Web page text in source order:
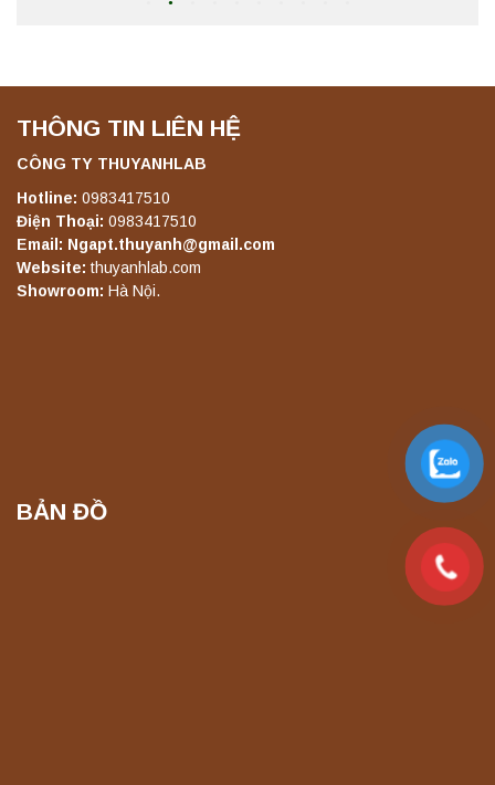
Máy lắc đứng YKD-08 Yonglekang – Thiết bị
Liên hệ
Máy lắc đứng YKD-10 Yonglekang – Thiết bị
Máy chưng cất tự động YDL-06 Yonglekang
chính hãng – Thiết bị chưng cất mẫu nước
Máy chưng cất tự động YDL-08 Yonglekang
chính hãng – Thiết bị chưng cất mẫu nước
THÔNG TIN LIÊN HỆ
CÔNG TY THUYANHLAB
Hotline: 0983417510
Điện Thoại: 0983417510
Email: Ngapt.thuyanh@gmail.com
Website: thuyanhlab.com
Showroom: Hà Nội.
BẢN ĐỒ